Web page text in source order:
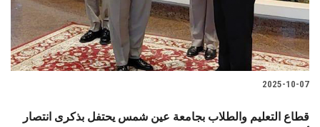
2025-10-07
قطاع التعليم والطلاب بجامعة عين شمس يحتفل بذكرى انتصار